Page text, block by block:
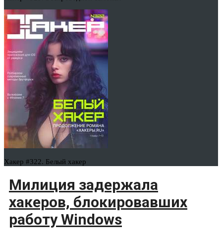
Хакер #322. Белый хакер
Милиция задержала
хакеров, блокировавших
работу Windows